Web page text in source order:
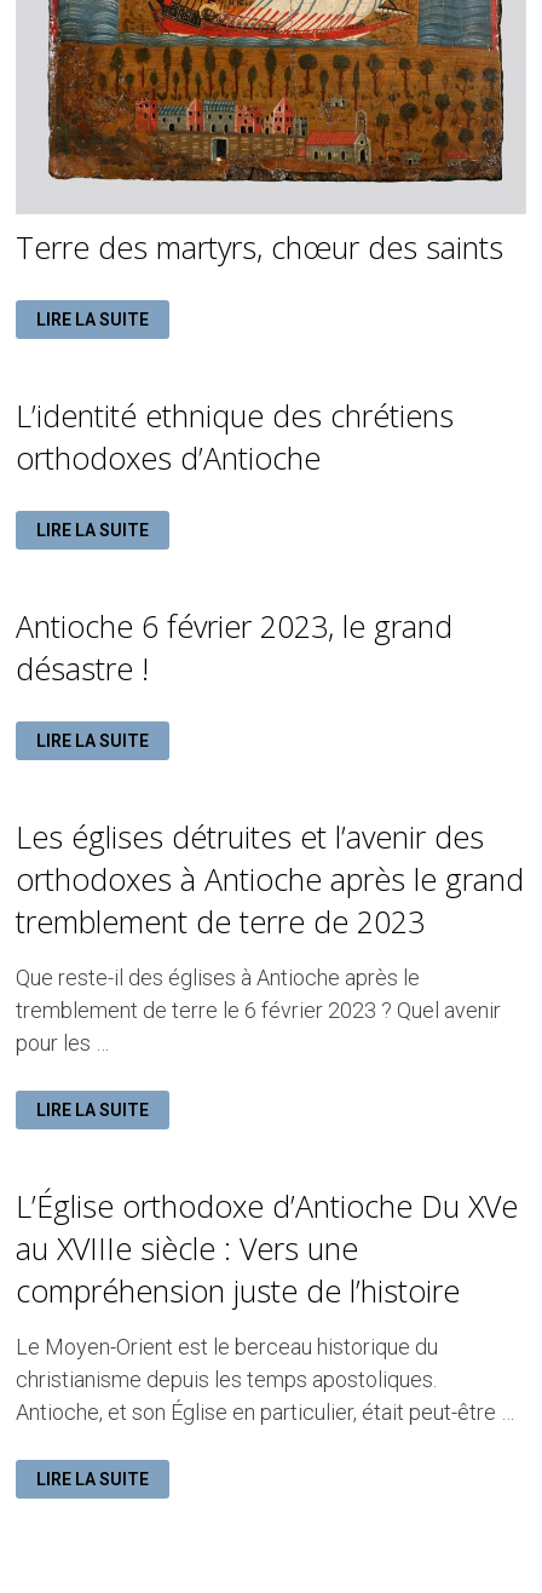
Terre des martyrs, chœur des saints
TERRE
DES
MARTYRS,
LIRE LA SUITE
L’identité ethnique des chrétiens
orthodoxes d’Antioche
L’IDENTITÉ
ETHNIQUE
DES
LIRE LA SUITE
Antioche 6 février 2023, le grand
désastre !
ANTIOCHE
6
FÉVRIER
DÉSASTRE
!
LIRE LA SUITE
Les églises détruites et l’avenir des
orthodoxes à Antioche après le grand
tremblement de terre de 2023
Que reste-il des églises à Antioche après le
tremblement de terre le 6 février 2023 ? Quel avenir
pour les …
LES
ÉGLISES
DÉTRUITES
DES
ORTHODOXES
À
ANTIOCHE
APRÈS
GRAND
TREMBLEMENT
TERRE
DE
2023
LIRE LA SUITE
L’Église orthodoxe d’Antioche Du XVe
au XVIIIe siècle : Vers une
compréhension juste de l’histoire
Le Moyen-Orient est le berceau historique du
christianisme depuis les temps apostoliques.
Antioche, et son Église en particulier, était peut-être …
L’ÉGLISE
ORTHODOXE
D’ANTIOCHE
LIRE LA SUITE